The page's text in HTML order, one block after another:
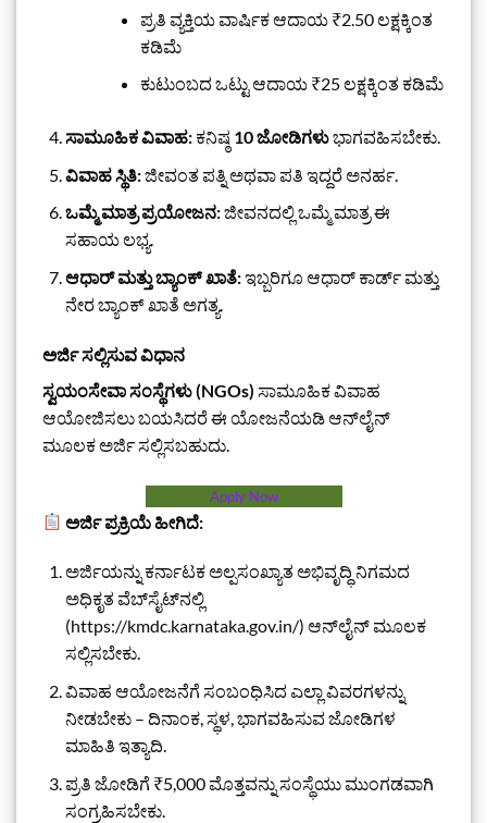
ಪ್ರತಿ ವ್ಯಕ್ತಿಯ ವಾರ್ಷಿಕ ಆದಾಯ ₹2.50 ಲಕ್ಷಕ್ಕಿಂತ
ಕಡಿಮೆ
ಕುಟುಂಬದ ಒಟ್ಟು ಆದಾಯ ₹25 ಲಕ್ಷಕ್ಕಿಂತ ಕಡಿಮೆ
ಸಾಮೂಹಿಕ ವಿವಾಹ:ಕನಿಷ್ಠ 10 ಜೋಡಿಗಳುಭಾಗವಹಿಸಬೇಕು.
ವಿವಾಹ ಸ್ಥಿತಿ:ಜೀವಂತ ಪತ್ನಿ ಅಥವಾ ಪತಿ ಇದ್ದರೆ ಅನರ್ಹ.
ಒಮ್ಮೆ ಮಾತ್ರ ಪ್ರಯೋಜನ:ಜೀವನದಲ್ಲಿ ಒಮ್ಮೆ ಮಾತ್ರ ಈ
ಸಹಾಯ ಲಭ್ಯ.
ಆಧಾರ್ ಮತ್ತು ಬ್ಯಾಂಕ್ ಖಾತೆ:ಇಬ್ಬರಿಗೂ ಆಧಾರ್ ಕಾರ್ಡ್ ಮತ್ತು
ನೇರ ಬ್ಯಾಂಕ್ ಖಾತೆ ಅಗತ್ಯ.
ಅರ್ಜಿ ಸಲ್ಲಿಸುವ ವಿಧಾನ
ಸ್ವಯಂಸೇವಾ ಸಂಸ್ಥೆಗಳು (NGOs) ಸಾಮೂಹಿಕ ವಿವಾಹ
ಆಯೋಜಿಸಲು ಬಯಸಿದರೆ ಈ ಯೋಜನೆಯಡಿ ಆನ್‌ಲೈನ್
ಮೂಲಕ ಅರ್ಜಿ ಸಲ್ಲಿಸಬಹುದು.
Apply Now
ಅರ್ಜಿ ಪ್ರಕ್ರಿಯೆ ಹೀಗಿದೆ:
ಅರ್ಜಿಯನ್ನು ಕರ್ನಾಟಕ ಅಲ್ಪಸಂಖ್ಯಾತ ಅಭಿವೃದ್ಧಿ ನಿಗಮದ
ಅಧಿಕೃತ ವೆಬ್‌ಸೈಟ್‌ನಲ್ಲಿ
(https://kmdc.karnataka.gov.in/) ಆನ್‌ಲೈನ್ ಮೂಲಕ
ಸಲ್ಲಿಸಬೇಕು.
ವಿವಾಹ ಆಯೋಜನೆಗೆ ಸಂಬಂಧಿಸಿದ ಎಲ್ಲಾ ವಿವರಗಳನ್ನು
ನೀಡಬೇಕು – ದಿನಾಂಕ, ಸ್ಥಳ, ಭಾಗವಹಿಸುವ ಜೋಡಿಗಳ
ಮಾಹಿತಿ ಇತ್ಯಾದಿ.
ಪ್ರತಿ ಜೋಡಿಗೆ ₹5,000 ಮೊತ್ತವನ್ನು ಸಂಸ್ಥೆಯು ಮುಂಗಡವಾಗಿ
ಸಂಗ್ರಹಿಸಬೇಕು.